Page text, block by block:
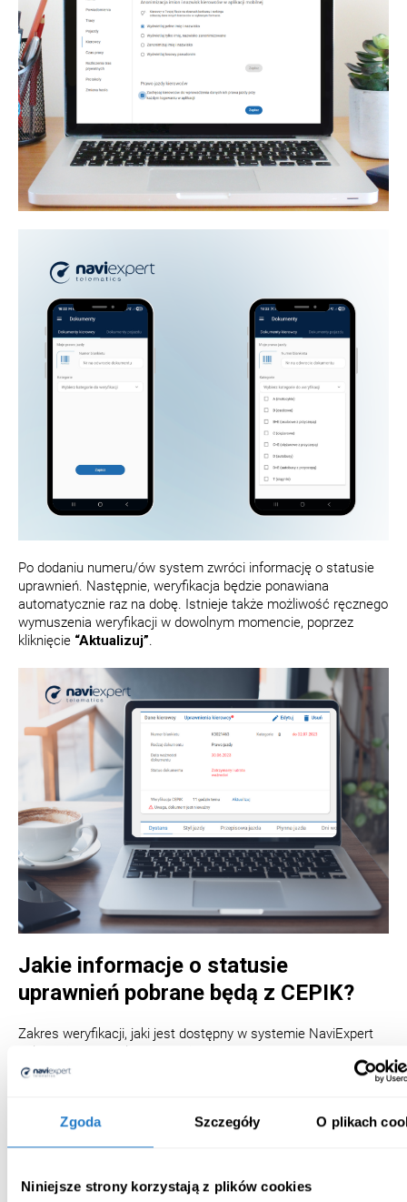
Zgoda Szczegóły O plikach
Niniejsze strony korzystają z plików cookies
Po dodaniu numeru/ów system zwróci informację o statusie
uprawnień. Następnie, weryfikacja będzie ponawiana
automatycznie raz na dobę. Istnieje także możliwość ręcznego
wymuszenia weryfikacji w dowolnym momencie, poprzez
kliknięcie “Aktualizuj”.
Jakie informacje o statusie
uprawnień pobrane będą z CEPIK?
Zakres weryfikacji, jaki jest dostępny w systemie NaviExpert
Telematics pozwala sprawdzić:
czy prawo jazdy nie zostało zatrzymane,
czy nie upłynął termin ważności prawa jazdy,